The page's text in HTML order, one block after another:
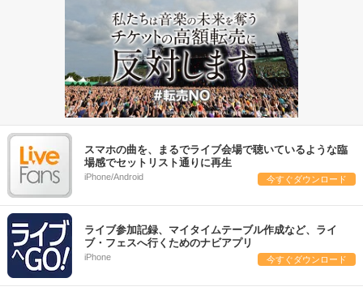
スマホの曲を、まるでライブ会場で聴いているような臨
場感でセットリスト通りに再生
iPhone/Android 今すぐダウンロード
ライブ参加記録、マイタイムテーブル作成など、ライ
ブ・フェスへ行くためのナビアプリ
iPhone 今すぐダウンロード